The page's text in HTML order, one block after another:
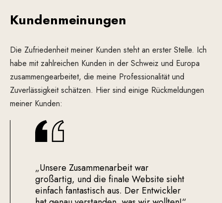
Kundenmeinungen
Die Zufriedenheit meiner Kunden steht an erster Stelle. Ich
habe mit zahlreichen Kunden in der Schweiz und Europa
zusammengearbeitet, die meine Professionalität und
Zuverlässigkeit schätzen. Hier sind einige Rückmeldungen
meiner Kunden:
„Unsere Zusammenarbeit war
großartig, und die finale Website sieht
einfach fantastisch aus. Der Entwickler